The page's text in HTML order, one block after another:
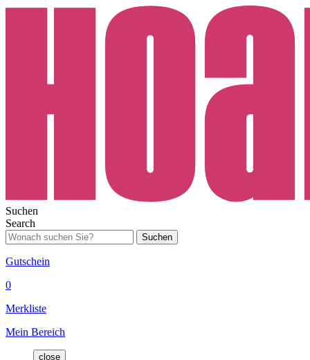
Suchen
Search
Suchen
Gutschein
0
Merkliste
Mein Bereich
close